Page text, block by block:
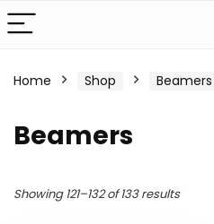
Home Shop Beamers
Beamers
Showing 121–132 of 133 results